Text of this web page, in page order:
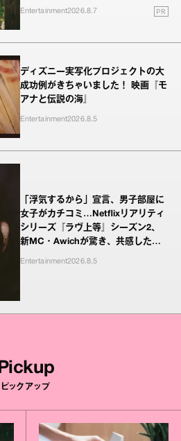
Entertainment2026.8.7 PR
ディズニー実写化プロジェクトの大
成功例がきちゃいました！ 映画『モ
アナと伝説の海』
Entertainment2026.8.5
「浮気するから」宣言、男子部屋に
女子がカチコミ…Netflixリアリティ
シリーズ『ラヴ上等』シーズン2、
新MC・Awichが驚き、共感したヤ
Entertainment2026.8.5
Pickup
ピックアップ